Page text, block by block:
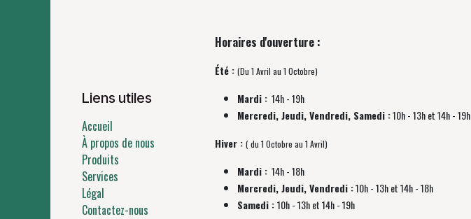
Liens utiles
Accueil
À propos de nous
Produits
Services
Légal
Contactez-nous
Horaires d'ouverture :
Été : (Du 1 Avril au 1 Octobre)
Mardi : 14h - 19h
Mercredi, Jeudi, Vendredi, Samedi :10h - 13h et 14h - 19h
Hiver : ( du 1 Octobre au 1 Avril)
Mardi : 14h - 18h
Mercredi, Jeudi, Vendredi :10h - 13h et 14h - 18h
Samedi :10h - 13h et 14h - 19h